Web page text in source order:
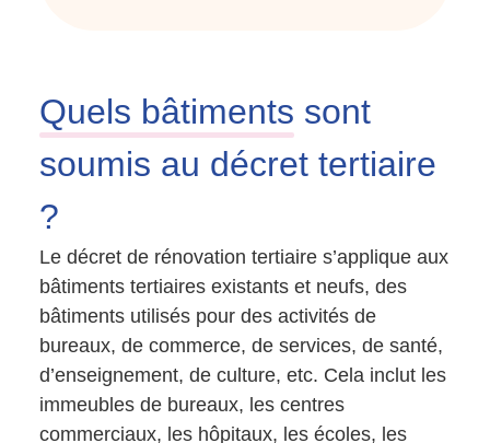
Quels bâtiments sont
soumis au décret tertiaire
?
Le décret de rénovation tertiaire s’applique aux
bâtiments tertiaires existants et neufs, des
bâtiments utilisés pour des activités de
bureaux, de commerce, de services, de santé,
d’enseignement, de culture, etc. Cela inclut les
immeubles de bureaux, les centres
commerciaux, les hôpitaux, les écoles, les